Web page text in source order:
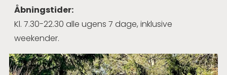
Åbningstider:
Kl. 7.30-22.30 alle ugens 7 dage, inklusive
weekender.